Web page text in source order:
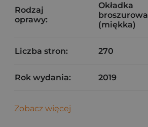
Rodzaj
oprawy:
Okładka
broszurowa
(miękka)
Liczba stron: 270
Rok wydania: 2019
Zobacz więcej